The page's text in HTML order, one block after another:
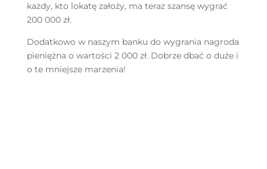
każdy, kto lokatę założy, ma teraz szansę wygrać
200 000 zł.
Dodatkowo w naszym banku do wygrania nagroda
pieniężna o wartości 2 000 zł. Dobrze dbać o duże i
o te mniejsze marzenia!